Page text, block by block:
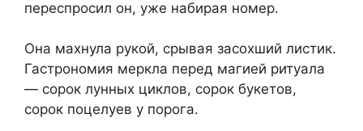
переспросил он, уже набирая номер.
Она махнула рукой, срывая засохший листик.
Гастрономия меркла перед магией ритуала
— сорок лунных циклов, сорок букетов,
сорок поцелуев у порога.